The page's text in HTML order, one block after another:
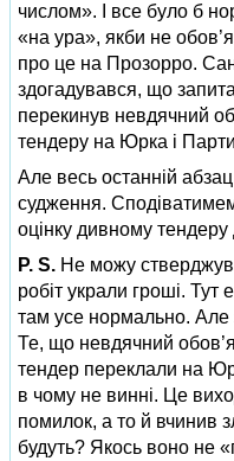
числом». І все було б
«на ура», якби не
про це на Прозорро.
здогадувався, що
перекинув невдячний
тендеру на Юрка і
Але весь останній
судження.
оцінку дивному тендеру
P. S. Не можу
робіт украли гроші. Тут
там усе нормально. Але
Те, що невдячний
тендер переклали на
в чому не винні. Це
помилок, а то й вчинив
будуть? Якось воно не